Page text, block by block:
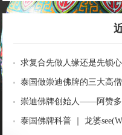
求复合先做人缘还是先锁
泰国做崇迪佛牌的三大高
崇迪佛牌创始人——阿赞
泰国佛牌科普 ｜ 龙婆